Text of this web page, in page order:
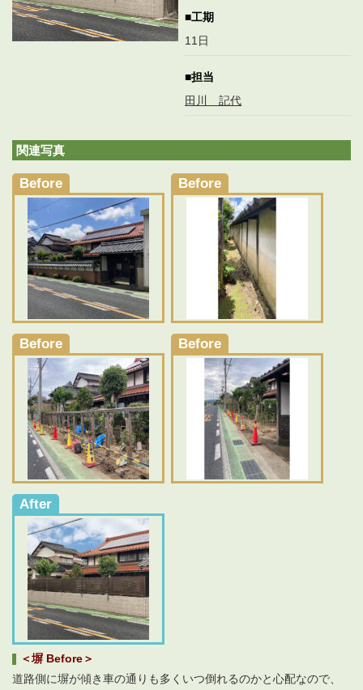
工期
11日
担当
田川 記代
関連写真
Before Before
Before Before
After
＜塀 Before＞
道路側に塀が傾き車の通りも多くいつ倒れるのかと心配なので、